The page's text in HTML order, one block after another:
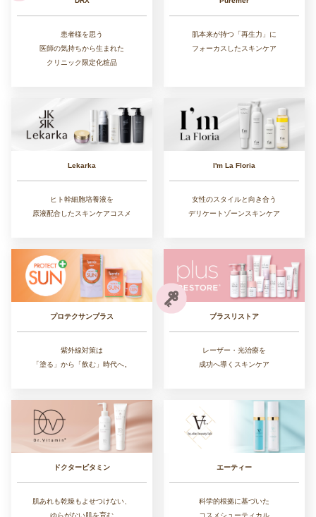
患者様を思う
医師の気持ちから生まれた
クリニック限定化粧品
肌本来が持つ「再生力」に
フォーカスしたスキンケア
Lekarka
ヒト幹細胞培養液を
原液配合したスキンケアコスメ
I'm La Floria
女性のスタイルと向き合う
デリケートゾーンスキンケア
プロテクサンプラス
紫外線対策は
「塗る」から「飲む」時代へ。
プラスリストア
レーザー・光治療を
成功へ導くスキンケア
ドクタービタミン
肌あれも乾燥もよせつけない、
ゆらがない肌を育む
エーティー
科学的根拠に基づいた
コスメシューティカル